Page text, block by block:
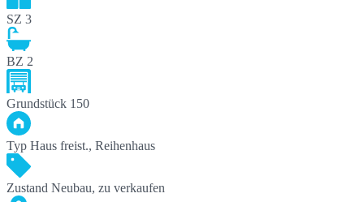
SZ 3
BZ 2
Grundstück 150
Typ Haus freist., Reihenhaus
Zustand Neubau, zu verkaufen